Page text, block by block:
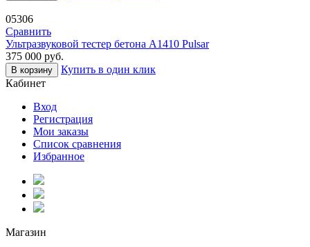
05306
Сравнить
Ультразвуковой тестер бетона A1410 Pulsar
375 000 руб.
В корзину
Купить в один клик
Кабинет
Вход
Регистрация
Мои заказы
Список сравнения
Избранное
Магазин